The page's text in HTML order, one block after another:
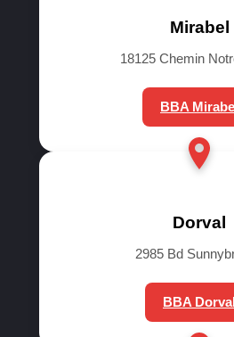
Mirabel
18125 Chemin
BBA Mirabel
Dorval
2985 Bd
BBA Dorval